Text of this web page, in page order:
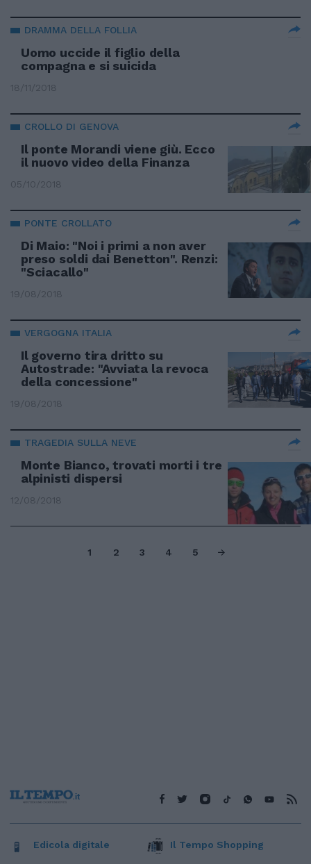
DRAMMA DELLA FOLLIA
Uomo uccide il figlio della
compagna e si suicida
18/11/2018
CROLLO DI GENOVA
Il ponte Morandi viene giù. Ecco
il nuovo video della Finanza
05/10/2018
PONTE CROLLATO
Di Maio: "Noi i primi a non aver
preso soldi dai Benetton". Renzi:
"Sciacallo"
19/08/2018
VERGOGNA ITALIA
Il governo tira dritto su
Autostrade: "Avviata la revoca
della concessione"
19/08/2018
TRAGEDIA SULLA NEVE
Monte Bianco, trovati morti i tre
alpinisti dispersi
12/08/2018
1 2 3 4 5
Edicola digitale Il Tempo Shopping